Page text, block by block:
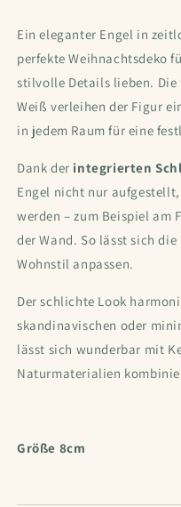
Ein eleganter Engel in
perfekte Weihnachtsdeko
stilvolle Details lieben.
Weiß verleihen der Figur
in jedem Raum für eine
Dank der integrierten
Engel nicht nur
werden – zum Beispiel am
der Wand. So lässt sich
Wohnstil anpassen.
Der schlichte Look
skandinavischen oder
lässt sich wunderbar mit
Naturmaterialien
Größe 8cm